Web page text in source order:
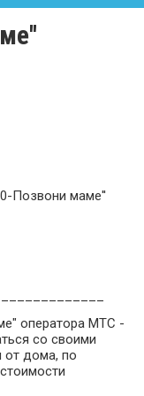
Позвони маме''
оператора МТС -
со своими
от дома, по